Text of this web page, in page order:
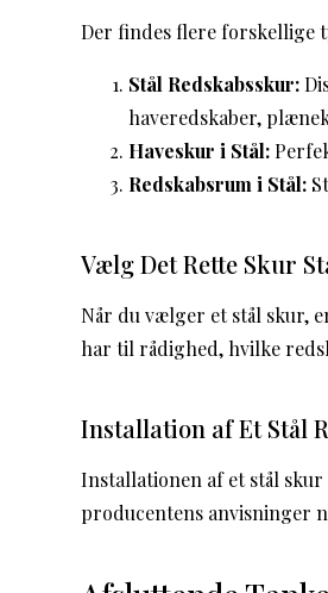
Der findes flere forskellige
Stål Redskabsskur:
haveredskaber,
Haveskur i Stål:
Redskabsrum i Stål:
Vælg Det Rette Skur
Når du vælger et stål skur,
har til rådighed, hvilke
Installation af Et Stål
Installationen af et stål
producentens anvisninger